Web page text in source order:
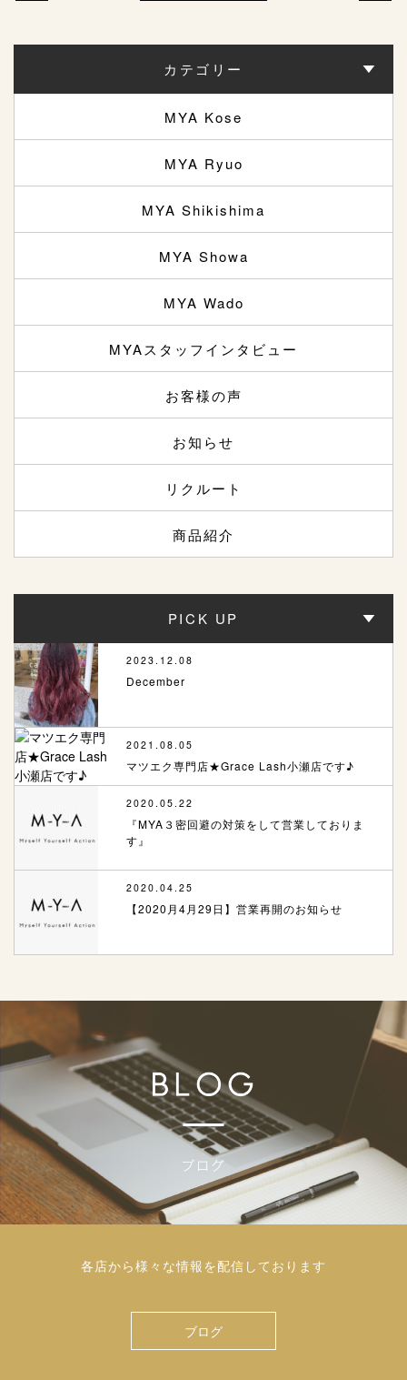
カテゴリー
MYA Kose
MYA Ryuo
MYA Shikishima
MYA Showa
MYA Wado
MYAスタッフインタビュー
お客様の声
お知らせ
リクルート
商品紹介
PICK UP
2023.12.08
December
2021.08.05
マツエク専門店★Grace Lash小瀬店です♪
2020.05.22
『MYA３密回避の対策をして営業しておりま
す』
2020.04.25
【2020月4月29日】営業再開のお知らせ
各店から様々な情報を配信しております
ブログ